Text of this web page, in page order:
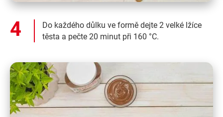
Do každého důlku ve formě dejte 2 velké lžíce
těsta a pečte 20 minut při 160 °C.